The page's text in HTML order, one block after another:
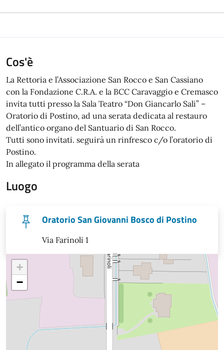
Cos'è
La Rettoria e l’Associazione San Rocco e San Cassiano
con la Fondazione C.R.A. e la BCC Caravaggio e Cremasco
invita tutti presso la Sala Teatro “Don Giancarlo Sali” –
Oratorio di Postino, ad una serata dedicata al restauro
dell’antico organo del Santuario di San Rocco.
Tutti sono invitati. seguirà un rinfresco c/o l’oratorio di
Postino.
In allegato il programma della serata
Luogo
Oratorio San Giovanni Bosco di Postino
Via Farinoli 1
+
−